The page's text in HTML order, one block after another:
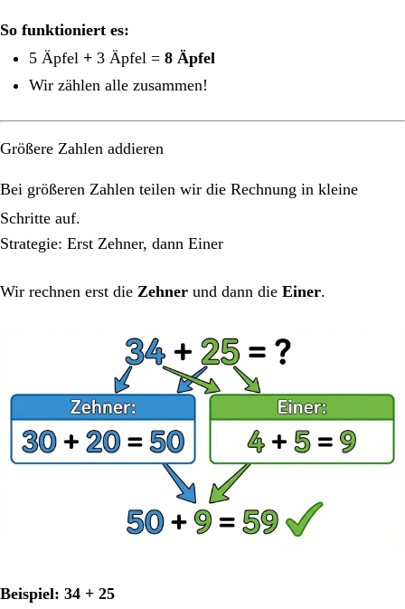
So funktioniert es:
5 Äpfel + 3 Äpfel = 8 Äpfel
Wir zählen alle zusammen!
Größere Zahlen addieren
Bei größeren Zahlen teilen wir die Rechnung in kleine
Schritte auf.
Strategie: Erst Zehner, dann Einer
Wir rechnen erst die Zehner und dann die Einer.
Beispiel: 34 + 25